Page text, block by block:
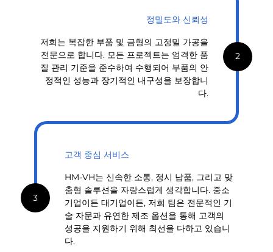
2
정밀도와 신뢰성
저희는 복잡한 부품 및 금형의 고정밀 가공을
전문으로 합니다. 모든 프로젝트는 엄격한 품
질 관리 기준을 준수하여 수행되어 부품의 안
정적인 성능과 장기적인 내구성을 보장합니
다.
3
고객 중심 서비스
HM-VH는 신속한 소통, 정시 납품, 그리고 맞
춤형 솔루션을 자랑스럽게 생각합니다. 중소
기업이든 대기업이든, 저희 팀은 전문적인 기
술 자문과 유연한 제조 옵션을 통해 고객의
성공을 지원하기 위해 최선을 다하고 있습니
다.